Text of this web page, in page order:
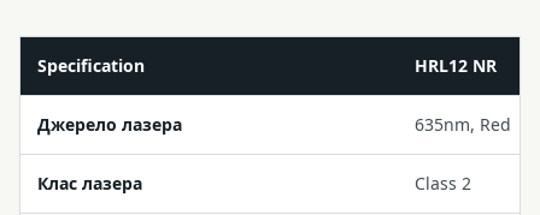
Specification HRL12 NR
Джерело лазера 635nm, Red
Клас лазера Class 2